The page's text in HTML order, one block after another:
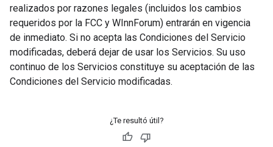
realizados por razones legales (incluidos los cambios
requeridos por la FCC y WInnForum) entrarán en vigencia
de inmediato. Si no acepta las Condiciones del Servicio
modificadas, deberá dejar de usar los Servicios. Su uso
continuo de los Servicios constituye su aceptación de las
Condiciones del Servicio modificadas.
¿Te resultó útil?